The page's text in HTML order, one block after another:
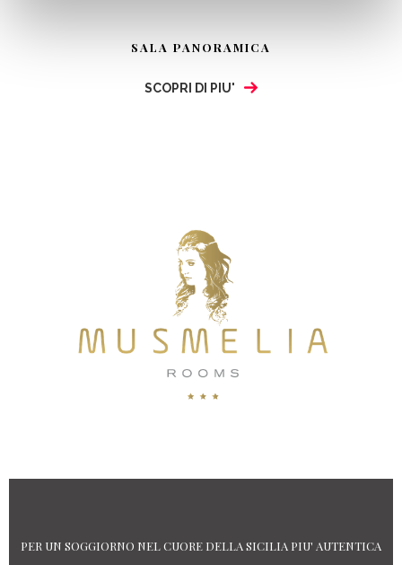
SALA PANORAMICA
SCOPRI DI PIU'
PER UN SOGGIORNO NEL CUORE DELLA SICILIA PIU' AUTENTICA